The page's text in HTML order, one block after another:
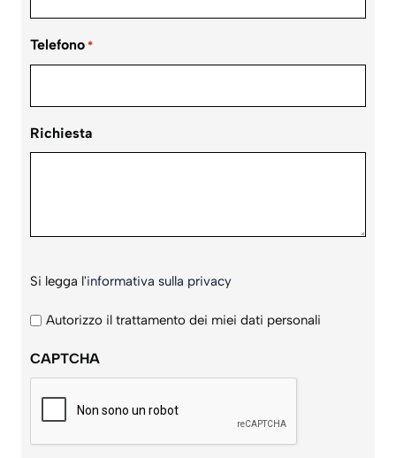
Telefono *
Richiesta
legga
l'informativa
privacy
Si legga l'informativa sulla privacy
Autorizzo il trattamento dei miei dati personali
CAPTCHA